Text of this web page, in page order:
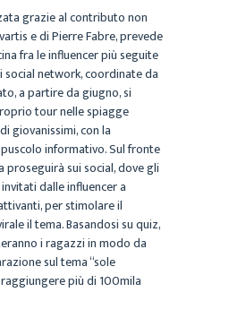
grazie al contributo non
e di Pierre Fabre, prevede
fra le influencer più seguite
social network, coordinate da
a partire da giugno, si
tour nelle spiagge
giovanissimi, con la
informativo. Sul fronte
proseguirà sui social, dove gli
dalle influencer a
per stimolare il
il tema. Basandosi su quiz,
i ragazzi in modo da
sul tema “sole
più di 100mila